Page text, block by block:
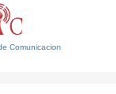
Comunicacion